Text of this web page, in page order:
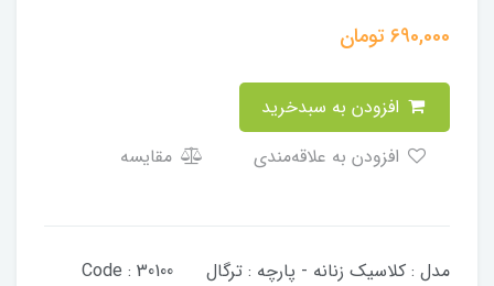
690,000تومان
مقایسه
مدل : کلاسیک زنانه - پارچه : ترگال Code : 30100